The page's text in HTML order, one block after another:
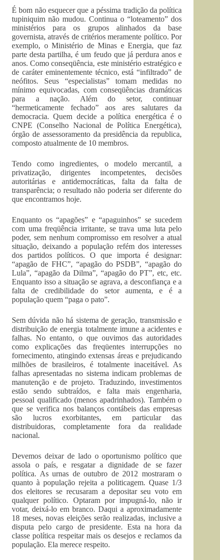
É bom não esquecer que a péssima tradição da política
tupiniquim não mudou. Continua o “loteamento” dos
ministérios para os grupos alinhados da base
governista, através de critérios meramente político. Por
exemplo, o Ministério de Minas e Energia, que faz
parte desta partilha, é um feudo que já perdura anos e
anos. Como conseqüência, este ministério estratégico e
de caráter eminentemente técnico, está “infiltrado” de
neófitos. Seus “especialistas” tomam medidas no
mínimo equivocadas, com conseqüências dramáticas
para a nação. Além do setor, continuar
“hermeticamente fechado” aos ares salutares da
democracia. Quem decide a política energética é o
CNPE (Conselho Nacional de Política Energética),
órgão de assessoramento da presidência da republica,
composto atualmente de 10 membros.
Tendo como ingredientes, o modelo mercantil, a
privatização, dirigentes incompetentes, decisões
autoritárias e antidemocráticas, falta da falta de
transparência; o resultado não poderia ser diferente do
que encontramos hoje.
Enquanto os “apagões” e “apaguinhos” se sucedem
com uma freqüência irritante, se trava uma luta pelo
poder, sem nenhum compromisso em resolver a atual
situação, deixando a população refém dos interesses
dos partidos políticos. O que importa é designar:
“apagão de FHC”, “apagão do PSDB”, “apagão do
Lula”, “apagão da Dilma”, “apagão do PT”, etc, etc.
Enquanto isso a situação se agrava, a desconfiança e a
falta de credibilidade do setor aumenta, e é a
população quem “paga o pato”.
Sem dúvida não há sistema de geração, transmissão e
distribuição de energia totalmente imune a acidentes e
falhas. No entanto, o que ouvimos das autoridades
como explicações das freqüentes interrupções no
fornecimento, atingindo extensas áreas e prejudicando
milhões de brasileiros, é totalmente inaceitável. As
falhas apresentadas no sistema indicam problemas de
manutenção e de projeto. Traduzindo, investimentos
estão sendo subtraídos, e falta mais engenharia,
pessoal qualificado (menos apadrinhados). Também o
que se verifica nos balanços contábeis das empresas
são lucros exorbitantes, em particular das
distribuidoras, completamente fora da realidade
nacional.
Devemos deixar de lado o oportunismo político que
assola o país, e resgatar a dignidade de se fazer
política. As urnas de outubro de 2012 mostraram o
quanto à população rejeita a politicagem. Quase 1/3
dos eleitores se recusaram a depositar seu voto em
qualquer político. Optaram por impugná-lo, não ir
votar, deixá-lo em branco. Daqui a aproximadamente
18 meses, novas eleições serão realizadas, inclusive a
disputa pelo cargo de presidente. Esta na hora da
classe política respeitar mais os desejos e reclamos da
população. Ela merece respeito.